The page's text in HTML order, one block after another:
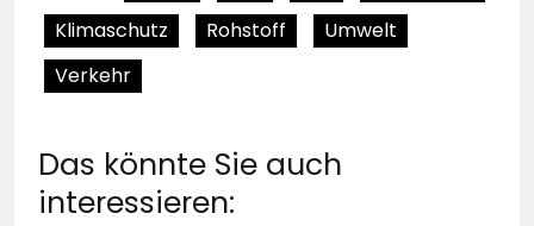
Klimaschutz
Rohstoff
Umwelt
Verkehr
Das könnte Sie auch
interessieren: